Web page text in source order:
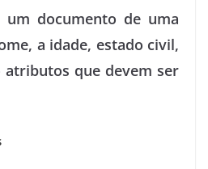
um documento de uma
a idade, estado civil,
atributos que devem ser